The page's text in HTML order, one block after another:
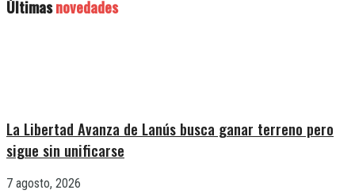
Últimasnovedades
La Libertad Avanza de Lanús busca ganar terreno pero
sigue sin unificarse
7 agosto, 2026